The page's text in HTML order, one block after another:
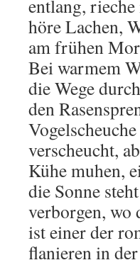
entlang,
höre Lachen,
am frühen
Bei warmem
die Wege
den
verscheucht,
Kühe muhen,
die Sonne
verborgen, wo
ist einer der
flanieren in